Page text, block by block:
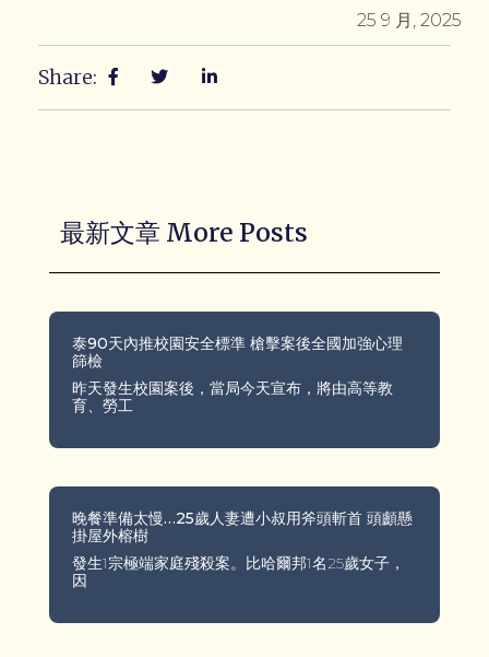
25 9 月, 2025
Share:
最新文章 More Posts
泰90天內推校園安全標準 槍擊案後全國加強心理
篩檢
昨天發生校園案後，當局今天宣布，將由高等教
育、勞工
晚餐準備太慢…25歲人妻遭小叔用斧頭斬首 頭顱懸
掛屋外榕樹
發生1宗極端家庭殘殺案。比哈爾邦1名25歲女子，
因